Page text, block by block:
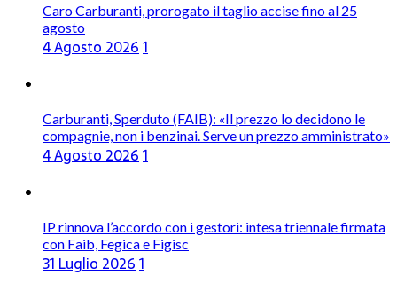
Caro Carburanti, prorogato il taglio accise fino al 25
agosto
4 Agosto 20261
Carburanti, Sperduto (FAIB): «Il prezzo lo decidono le
compagnie, non i benzinai. Serve un prezzo amministrato»
4 Agosto 20261
IP rinnova l’accordo con i gestori: intesa triennale firmata
con Faib, Fegica e Figisc
31 Luglio 20261